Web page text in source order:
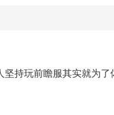
持玩前瞻服其实就为